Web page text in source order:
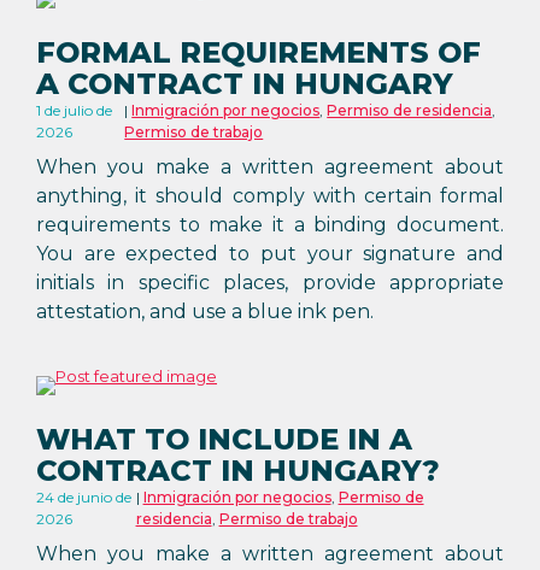
FORMAL REQUIREMENTS OF
A CONTRACT IN HUNGARY
1 de julio de
2026
Inmigración por negocios,Permiso de residencia,
Permiso de trabajo
When you make a written agreement about
anything, it should comply with certain formal
requirements to make it a binding document.
You are expected to put your signature and
initials in specific places, provide appropriate
attestation, and use a blue ink pen.
WHAT TO INCLUDE IN A
CONTRACT IN HUNGARY?
24 de junio de
2026
Inmigración por negocios, Permiso de
residencia, Permiso de trabajo
When you make a written agreement about